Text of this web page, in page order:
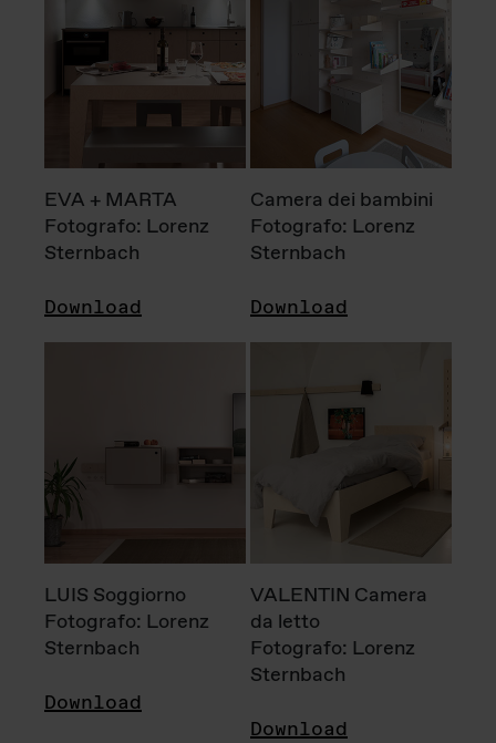
EVA + MARTA
Fotografo: Lorenz
Sternbach
Download
Camera dei bambini
Fotografo: Lorenz
Sternbach
Download
LUIS Soggiorno
Fotografo: Lorenz
Sternbach
Download
VALENTIN Camera
da letto
Fotografo: Lorenz
Sternbach
Download